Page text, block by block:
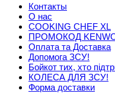
Контакты
О нас
COOKING CHEF XL
ПРОМОКОД
Оплата та Доставка
Допомога ЗСУ!
Бойкот тих, хто
КОЛЕСА ДЛЯ ЗСУ!
Форма доставки